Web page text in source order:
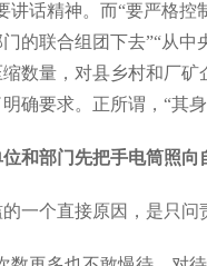
讲话精神。而“要严格
的联合组团下去”“从
数量，对县乡村和厂
确要求。正所谓，“其
和部门先把手电筒照向
个直接原因，是只问